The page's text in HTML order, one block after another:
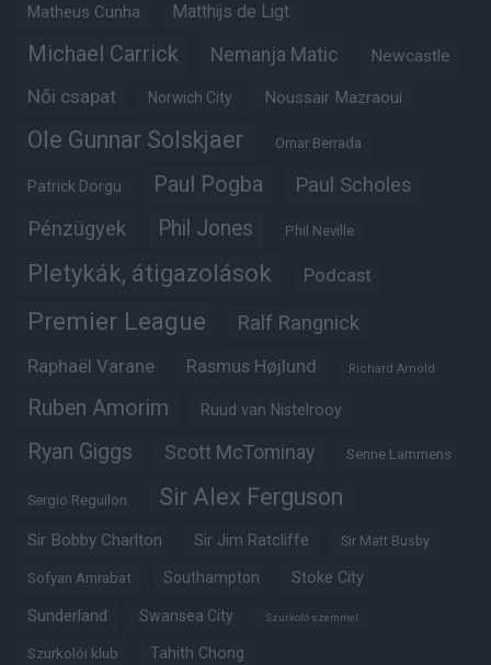
Matheus Cunha Matthijs de Ligt
Michael Carrick Nemanja Matic Newcastle
Női csapat Norwich City Noussair Mazraoui
Ole Gunnar Solskjaer Omar Berrada
Patrick Dorgu Paul Pogba Paul Scholes
Pénzügyek Phil Jones Phil Neville
Pletykák, átigazolások Podcast
Premier League Ralf Rangnick
Raphaël Varane Rasmus Højlund Richard Arnold
Ruben Amorim Ruud van Nistelrooy
Ryan Giggs Scott McTominay Senne Lammens
Sergio Reguilon Sir Alex Ferguson
Sir Bobby Charlton Sir Jim Ratcliffe Sir Matt Busby
Sofyan Amrabat Southampton Stoke City
Sunderland Swansea City Szurkoló szemmel
Szurkolói klub Tahith Chong